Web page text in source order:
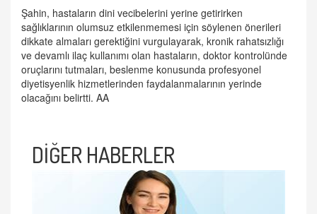
Şahin, hastaların dini vecibelerini yerine getirirken
sağlıklarının olumsuz etkilenmemesi için söylenen önerileri
dikkate almaları gerektiğini vurgulayarak, kronik rahatsızlığı
ve devamlı ilaç kullanımı olan hastaların, doktor kontrolünde
oruçlarını tutmaları, beslenme konusunda profesyonel
diyetisyenlik hizmetlerinden faydalanmalarının yerinde
olacağını belirtti. AA
DİĞER HABERLER